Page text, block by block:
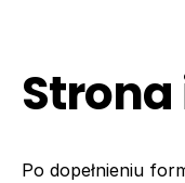
Po dopełnieniu